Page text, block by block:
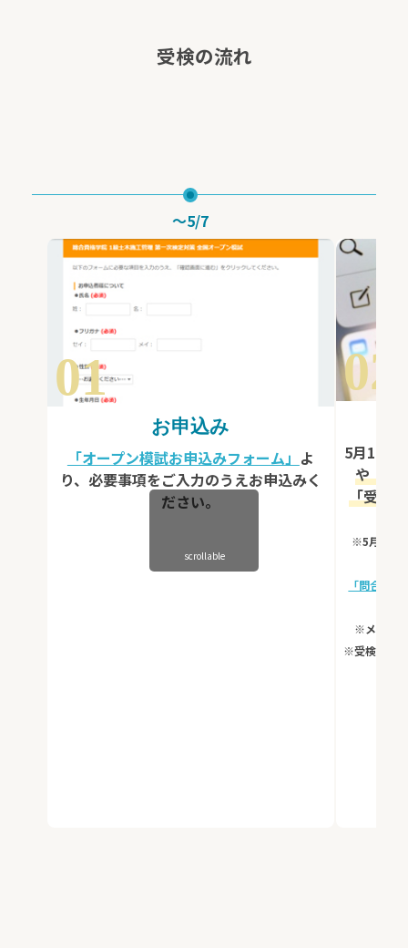
受検の流れ
～5/7
01
お申込み
「オープン模試お申込みフォーム」 よ
り、必要事項をご入力のうえお申込みく
ださい。
02
5月14日
や「受
「受検
※5月15日(
「問合せ
※メール
※受検可能
scrollable